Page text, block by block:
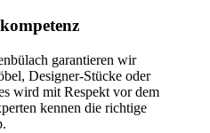
garantieren wir
Designer-Stücke oder
wird mit Respekt vor dem
kennen die richtige